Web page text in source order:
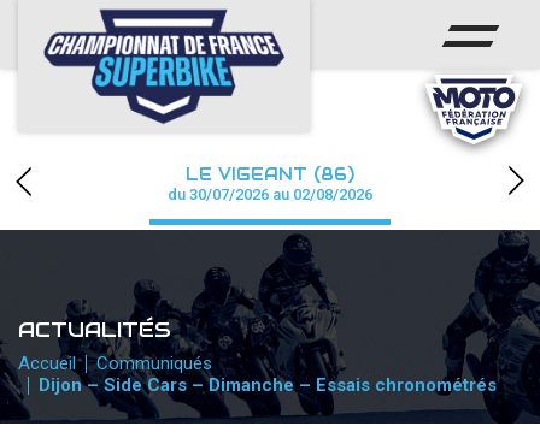
ACCUEIL
CHAMPIONNAT
CALENDRIER
PHOTOS / WEB TV
PARTENAIRES
PRESSE
LE VIGEANT (86)
du 30/07/2026 au 02/08/2026
ACTUALITÉS
Accueil
Communiqués
Dijon – Side Cars – Dimanche – Essais chronométrés